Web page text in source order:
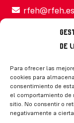
de
Para ofrecer las
cookies para
consentimiento de
el comportamiento de
sitio. No consentir o
negativamente a
rfeh@rfeh.es